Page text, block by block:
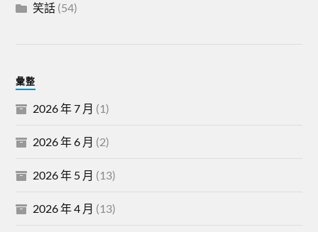
笑話 (54)
彙整
2026 年 7 月 (1)
2026 年 6 月 (2)
2026 年 5 月 (13)
2026 年 4 月 (13)